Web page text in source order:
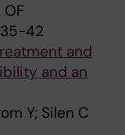
OF
42
and
and an
Y; Silen C